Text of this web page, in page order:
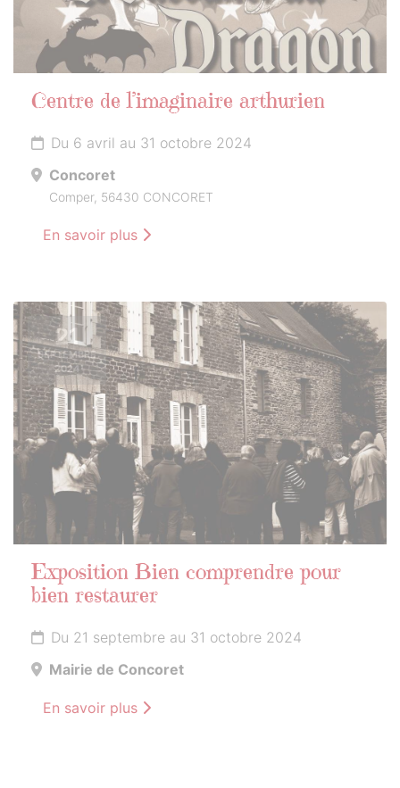
Centre de l’imaginaire arthurien
Du 6 avril au 31 octobre 2024
Concoret
Comper, 56430 CONCORET
En savoir plus
21
SEPTEMBRE
2024
Exposition Bien comprendre pour
bien restaurer
Du 21 septembre au 31 octobre 2024
Mairie de Concoret
En savoir plus